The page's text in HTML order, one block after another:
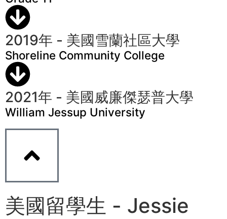
2019年 - 美國雪蘭社區大學
Shoreline Community College
2021年 - 美國威廉傑瑟普大學
William Jessup University
美國留學生 - Jessie